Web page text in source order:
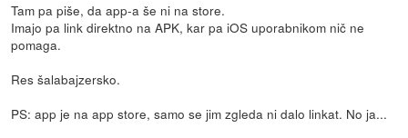
Tam pa piše, da app-a še ni na store.
Imajo pa link direktno na APK, kar pa iOS uporabnikom nič ne
pomaga.
Res šalabajzersko.
PS: app je na app store, samo se jim zgleda ni dalo linkat. No ja...